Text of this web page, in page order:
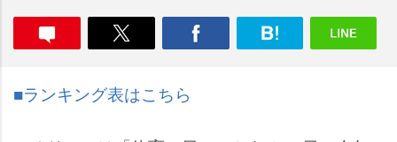
■ランキング表はこちら